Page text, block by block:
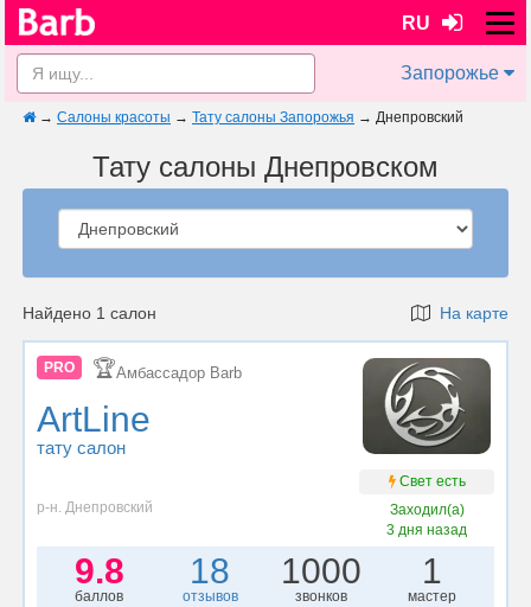
RU
Запорожье
→ Салоны красоты → Тату салоны Запорожья → Днепровский
Тату салоны Днепровском
Найдено 1 салон На карте
PRO 🏆Амбассадор Barb
ArtLine
тату салон
Свет есть
р-н. Днепровский
Заходил(а)
3 дня назад
9.8
баллов
18
отзывов
1000
звонков
1
мастер